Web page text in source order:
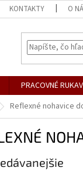
KONTAKTY O
PRACOVNÉ
Reflexné nohavice